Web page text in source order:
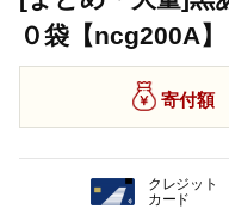
０袋【ncg200A】
寄付額
クレジット
カード